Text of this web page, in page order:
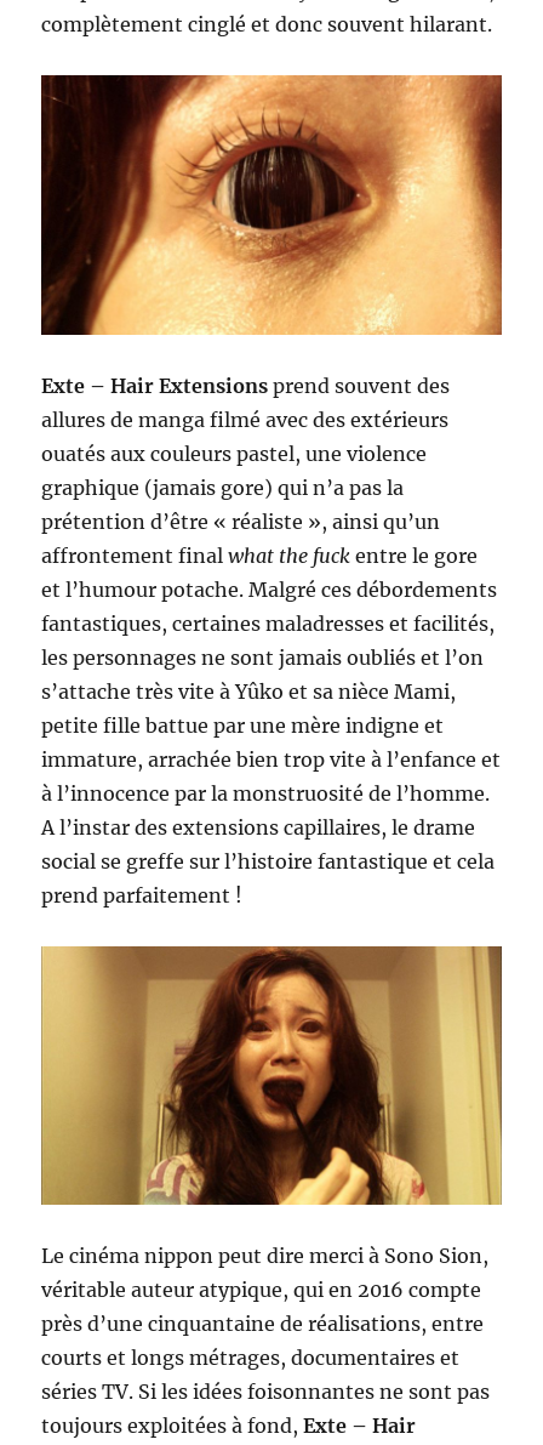
complètement cinglé et donc souvent hilarant.
Exte – Hair Extensions prend souvent des
allures de manga filmé avec des extérieurs
ouatés aux couleurs pastel, une violence
graphique (jamais gore) qui n’a pas la
prétention d’être « réaliste », ainsi qu’un
affrontement final what the fuck entre le gore
et l’humour potache. Malgré ces débordements
fantastiques, certaines maladresses et facilités,
les personnages ne sont jamais oubliés et l’on
s’attache très vite à Yûko et sa nièce Mami,
petite fille battue par une mère indigne et
immature, arrachée bien trop vite à l’enfance et
à l’innocence par la monstruosité de l’homme.
A l’instar des extensions capillaires, le drame
social se greffe sur l’histoire fantastique et cela
prend parfaitement !
Le cinéma nippon peut dire merci à Sono Sion,
véritable auteur atypique, qui en 2016 compte
près d’une cinquantaine de réalisations, entre
courts et longs métrages, documentaires et
séries TV. Si les idées foisonnantes ne sont pas
toujours exploitées à fond,Exte – Hair